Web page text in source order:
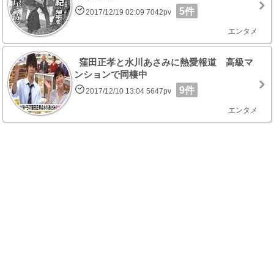
2017/12/19 02:09 7042pv 5件
エンタメ
窪田正孝と水川あさみに熱愛報道 高級マ
ンションで同棲中
2017/12/10 13:04 5647pv 9件
エンタメ